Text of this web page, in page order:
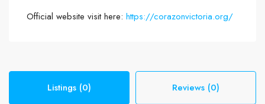
Official website visit here: https://corazonvictoria.org/
Listings (0) Reviews (0)